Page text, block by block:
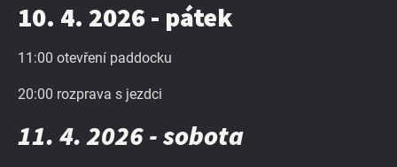
10. 4. 2026 - pátek
11:00 otevření paddocku
20:00 rozprava s jezdci
11. 4. 2026 - sobota